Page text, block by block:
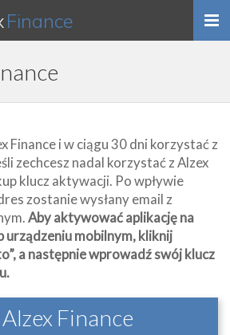
Finance
Finance i w ciągu 30 dni korzystać z
zechcesz nadal korzystać z Alzex
klucz aktywacji. Po wpływie
zostanie wysłany email z
Aby aktywować aplikację na
urządzeniu mobilnym, kliknij
a następnie wprowadź swój klucz
Alzex Finance